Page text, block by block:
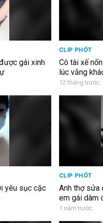
gái xinh
CLIP PHỐT
Cô tài xế
lúc vắng
12 tháng trước
yêu sục cặc
CLIP PHỐT
Anh thợ sửa
em gái dâm
1 năm trước